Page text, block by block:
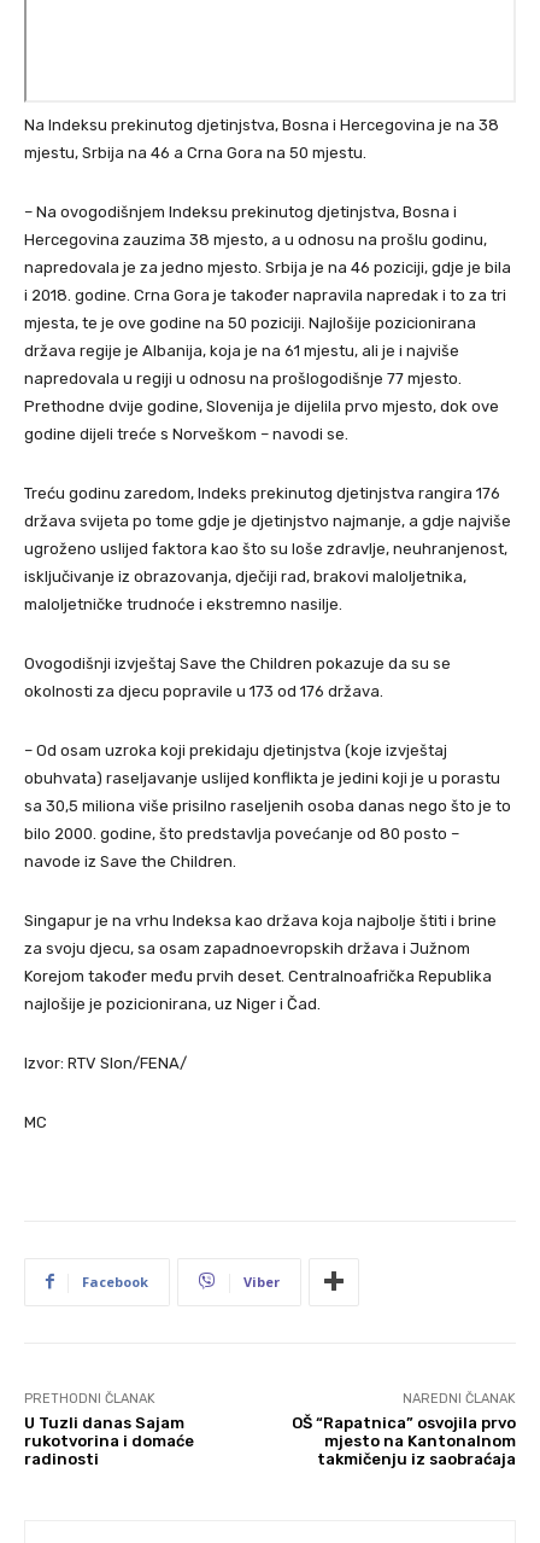
Na Indeksu prekinutog djetinjstva, Bosna i Hercegovina je na 38
mjestu, Srbija na 46 a Crna Gora na 50 mjestu.
– Na ovogodišnjem Indeksu prekinutog djetinjstva, Bosna i
Hercegovina zauzima 38 mjesto, a u odnosu na prošlu godinu,
napredovala je za jedno mjesto. Srbija je na 46 poziciji, gdje je bila
i 2018. godine. Crna Gora je također napravila napredak i to za tri
mjesta, te je ove godine na 50 poziciji. Najlošije pozicionirana
država regije je Albanija, koja je na 61 mjestu, ali je i najviše
napredovala u regiji u odnosu na prošlogodišnje 77 mjesto.
Prethodne dvije godine, Slovenija je dijelila prvo mjesto, dok ove
godine dijeli treće s Norveškom – navodi se.
Treću godinu zaredom, Indeks prekinutog djetinjstva rangira 176
država svijeta po tome gdje je djetinjstvo najmanje, a gdje najviše
ugroženo uslijed faktora kao što su loše zdravlje, neuhranjenost,
isključivanje iz obrazovanja, dječiji rad, brakovi maloljetnika,
maloljetničke trudnoće i ekstremno nasilje.
Ovogodišnji izvještaj Save the Children pokazuje da su se
okolnosti za djecu popravile u 173 od 176 država.
– Od osam uzroka koji prekidaju djetinjstva (koje izvještaj
obuhvata) raseljavanje uslijed konflikta je jedini koji je u porastu
sa 30,5 miliona više prisilno raseljenih osoba danas nego što je to
bilo 2000. godine, što predstavlja povećanje od 80 posto –
navode iz Save the Children.
Singapur je na vrhu Indeksa kao država koja najbolje štiti i brine
za svoju djecu, sa osam zapadnoevropskih država i Južnom
Korejom također među prvih deset. Centralnoafrička Republika
najlošije je pozicionirana, uz Niger i Čad.
Izvor: RTV Slon/FENA/
MC
Facebook Viber
PRETHODNI ČLANAK
U Tuzli danas Sajam
rukotvorina i domaće
radinosti
NAREDNI ČLANAK
OŠ “Rapatnica” osvojila prvo
mjesto na Kantonalnom
takmičenju iz saobraćaja